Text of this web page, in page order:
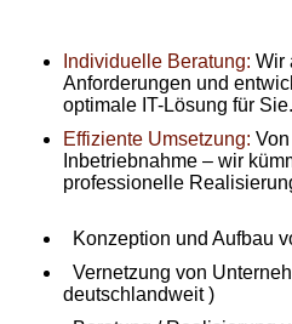
Individuelle Beratung: Wir
Anforderungen und
optimale IT-Lösung für Sie.
Effiziente Umsetzung:
Inbetriebnahme – wir
professionelle
Konzeption und Aufbau
Vernetzung von
deutschlandweit )